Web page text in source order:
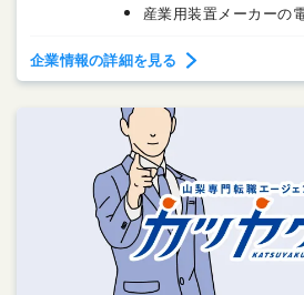
産業用装置メーカーの
企業情報の詳細を見る